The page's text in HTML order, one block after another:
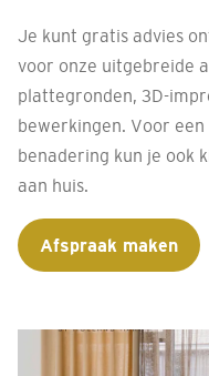
Je kunt gratis advies
voor onze uitgebreide
plattegronden, 3D-
bewerkingen. Voor
benadering kun je ook
aan huis.
Afspraak maken